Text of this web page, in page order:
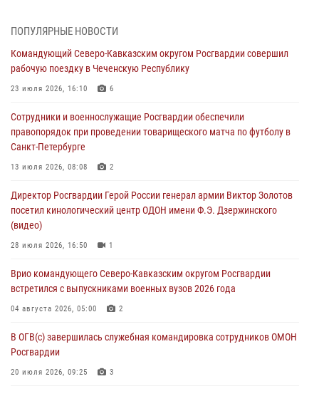
В Удмуртии при силовой поддержке спецназа Росгвардии
оздоровительных услуг (видео)
05 августа 2026, 13:20
посетили мастер-класс по художественной гимнастике
05 августа 2026, 13:00
Офицеры Росгвардии и ветераны войск правопорядка почтили
05 августа 2026, 12:40
Росгвардейцы приняли участие в акции «Волна памяти»,
посвящённой 83‑й годовщине освобождения Белгорода от
05 августа 2026, 12:13 1
ПОПУЛЯРНЫЕ НОВОСТИ
Командующий Северо-Кавказским округом Росгвардии совершил
рабочую поездку в Чеченскую Республику
23 июля 2026, 16:10 6
Сотрудники и военнослужащие Росгвардии обеспечили
правопорядок при проведении товарищеского матча по футболу в
Санкт-Петербурге
13 июля 2026, 08:08 2
Директор Росгвардии Герой России генерал армии Виктор Золотов
посетил кинологический центр ОДОН имени Ф.Э. Дзержинского
(видео)
28 июля 2026, 16:50 1
Врио командующего Северо-Кавказским округом Росгвардии
встретился с выпускниками военных вузов 2026 года
04 августа 2026, 05:00 2
В ОГВ(с) завершилась служебная командировка сотрудников ОМОН
Росгвардии
20 июля 2026, 09:25 3